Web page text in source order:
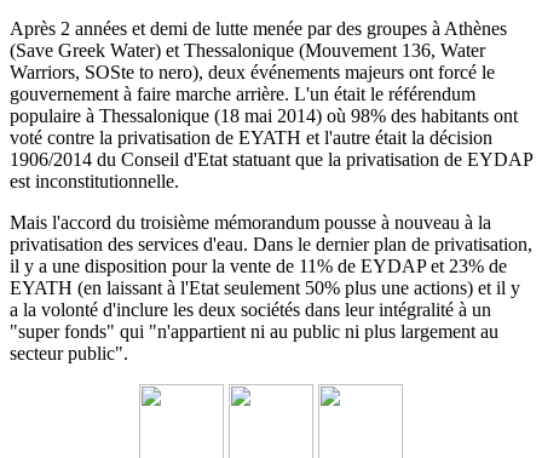
Après 2 années et demi de lutte menée par des groupes à Athènes
(Save Greek Water) et Thessalonique (Mouvement 136, Water
Warriors, SOSte to nero), deux événements majeurs ont forcé le
gouvernement à faire marche arrière. L'un était le référendum
populaire à Thessalonique (18 mai 2014) où 98% des habitants ont
voté contre la privatisation de EYATH et l'autre était la décision
1906/2014 du Conseil d'Etat statuant que la privatisation de EYDAP
est inconstitutionnelle.
Mais l'accord du troisième mémorandum pousse à nouveau à la
privatisation des services d'eau. Dans le dernier plan de privatisation,
il y a une disposition pour la vente de 11% de EYDAP et 23% de
EYATH (en laissant à l'Etat seulement 50% plus une actions) et il y
a la volonté d'inclure les deux sociétés dans leur intégralité à un
"super fonds" qui "n'appartient ni au public ni plus largement au
secteur public".